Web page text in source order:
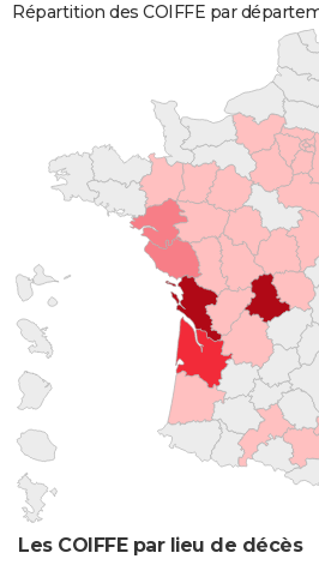
Répartition des COIFFE par
Les COIFFE par lieu de décès